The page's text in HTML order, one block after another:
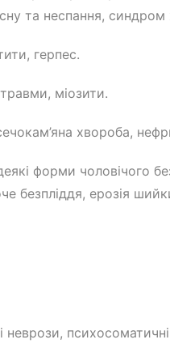
та неспання, синдром
герпес.
міозити.
хвороба,
форми чоловічого
безпліддя, ерозія
неврози,